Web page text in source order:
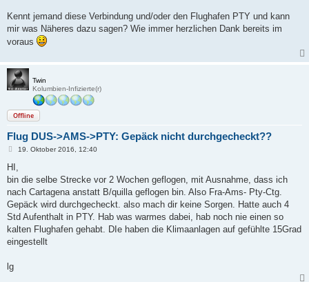
Kennt jemand diese Verbindung und/oder den Flughafen PTY und kann
mir was Näheres dazu sagen? Wie immer herzlichen Dank bereits im
voraus
Twin
Kolumbien-Infizierte(r)
Offline
Flug DUS->AMS->PTY: Gepäck nicht durchgecheckt??
B
i
t
r
a
19. Oktober 2016, 12:40
HI,
bin die selbe Strecke vor 2 Wochen geflogen, mit Ausnahme, dass ich
nach Cartagena anstatt B/quilla geflogen bin. Also Fra-Ams- Pty-Ctg.
Gepäck wird durchgecheckt. also mach dir keine Sorgen. Hatte auch 4
Std Aufenthalt in PTY. Hab was warmes dabei, hab noch nie einen so
kalten Flughafen gehabt. DIe haben die Klimaanlagen auf gefühlte 15Grad
eingestellt
lg